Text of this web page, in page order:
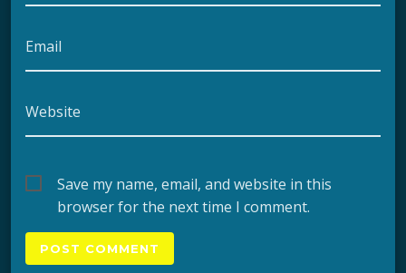
Email
Website
Save my name, email, and website in this
browser for the next time I comment.